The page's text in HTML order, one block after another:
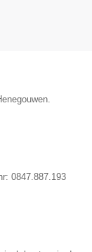
0847.887.193